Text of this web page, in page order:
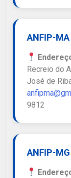
ANFIP-MA
Recreio do
José de
9812
ANFIP-MG